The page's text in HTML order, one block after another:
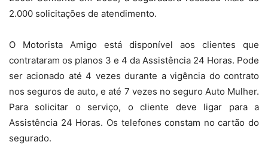
2.000 solicitações de atendimento.
O Motorista Amigo está disponível aos clientes que
contrataram os planos 3 e 4 da Assistência 24 Horas. Pode
ser acionado até 4 vezes durante a vigência do contrato
nos seguros de auto, e até 7 vezes no seguro Auto Mulher.
Para solicitar o serviço, o cliente deve ligar para a
Assistência 24 Horas. Os telefones constam no cartão do
segurado.